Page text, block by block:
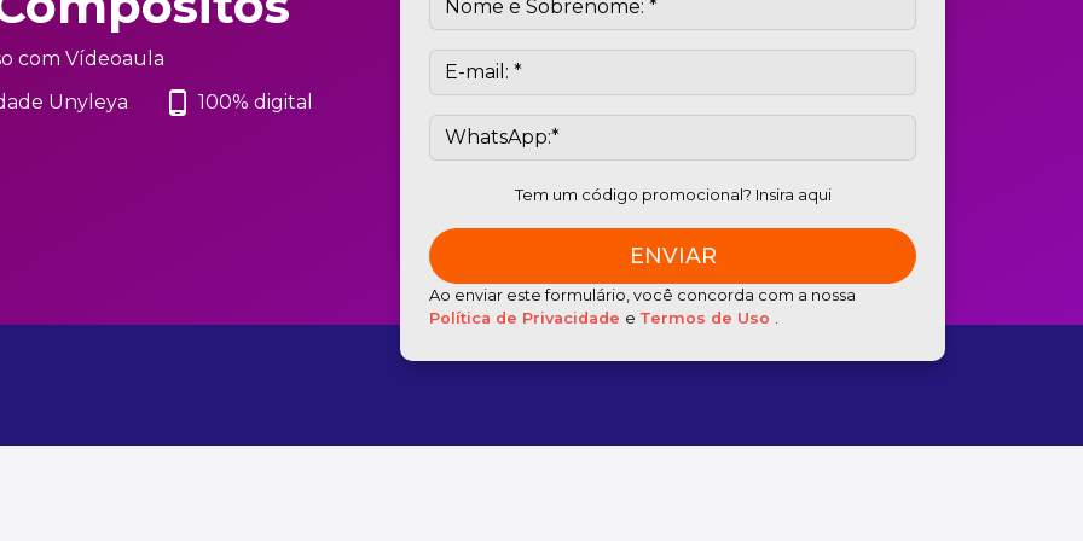
com Vídeoaula
Unyleya phone_android 100% digital
Tem um código promocional? Insira aqui
Ao enviar este formulário, você concorda com a nossa
Política de Privacidade e Termos de Uso